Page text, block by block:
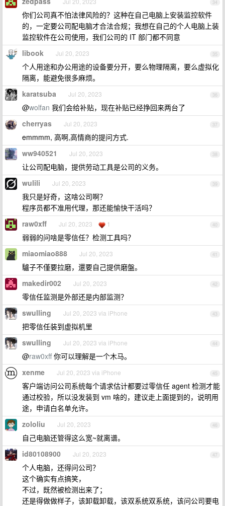
34
你们公司真不怕法律风险的？这种在自己电脑上安装监控软件
的，一定要公司配电脑才合法合规；我想在自己的个人电脑上装
监控软件在公司使用，我们公司的 IT 部门都不同意
35
libook Jul 20, 2023
个人用途和办公用途的设备要分开，要么物理隔离，要么虚拟化
隔离，能避免很多麻烦。
36
karatsuba Jul 20, 2023
@wolfan 我们会给补贴，现在补贴已经挣回来两台了
37
cherryas Jul 20, 2023
emmmm, 高啊,高情商的提问方式.
38
ww940521 Jul 20, 2023
让公司配电脑，提供劳动工具是公司的义务。
39
wulili Jul 20, 2023
我只是好奇，这啥公司啊？
程序员都不准用代理，那还能愉快干活吗？
40
raw0xff Jul 20, 2023 1
弱弱的问啥是零信任？检测工具吗？
41
miaomiao888 Jul 20, 2023
驢子不僅要拉磨，還要自己提供磨盤。
42
makedir002 Jul 20, 2023
零信任监测是外部还是内部监测？
43
swulling Jul 20, 2023 via iPhone
把零信任装到虚拟机里
44
swulling Jul 20, 2023 via iPhone
@raw0xff你可以理解是一个木马。
45
xenme Jul 20, 2023 via iPhone
客户端访问公司系统每个请求估计都要过零信任 agent 检测才能
通过校验，所以没发装到 vm 啥的，建议走上面提到的，说明用
途，申请白名单允许。
46
zololiu Jul 20, 2023
自己电脑还管得这么宽~就离谱。
47
id80108900 Jul 20, 2023
个人电脑，还得问公司？
这个确实有点搞笑，
不过，既然被检测出来了；
还是得做做样子，该卸载卸载，该双系统双系统，该问公司要电